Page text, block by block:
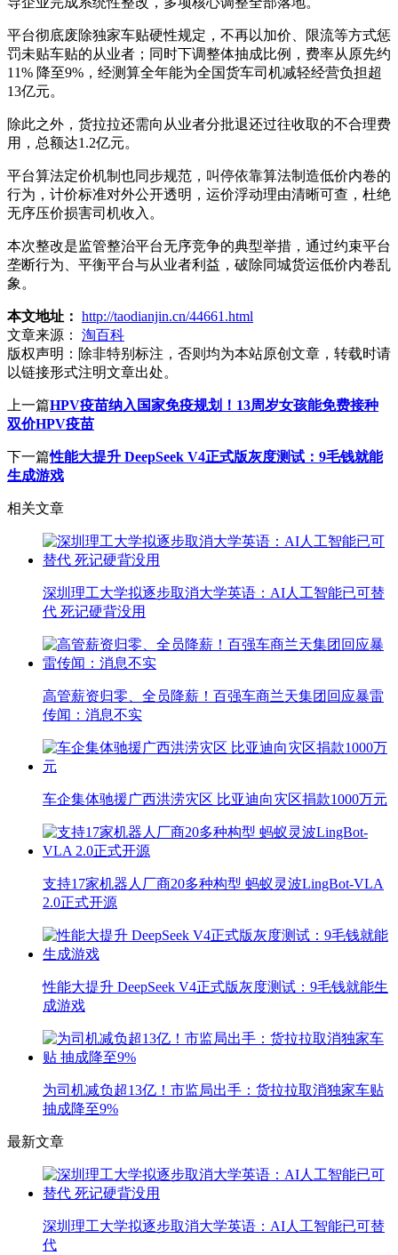
平台彻底废除独家车贴硬性规定，不再以加价、限流等方式惩
罚未贴车贴的从业者；同时下调整体抽成比例，费率从原先约
11% 降至9%，经测算全年能为全国货车司机减轻经营负担超
13亿元。
除此之外，货拉拉还需向从业者分批退还过往收取的不合理费
用，总额达1.2亿元。
平台算法定价机制也同步规范，叫停依靠算法制造低价内卷的
行为，计价标准对外公开透明，运价浮动理由清晰可查，杜绝
无序压价损害司机收入。
本次整改是监管整治平台无序竞争的典型举措，通过约束平台
垄断行为、平衡平台与从业者利益，破除同城货运低价内卷乱
象。
本文地址： http://taodianjin.cn/44661.html
文章来源：
淘百科
版权声明： 除非特别标注，否则均为本站原创文章，转载时请
以链接形式注明文章出处。
上一篇HPV疫苗纳入国家免疫规划！13周岁女孩能免费接种
双价HPV疫苗
下一篇性能大提升 DeepSeek V4正式版灰度测试：9毛钱就能
生成游戏
相关文章
深圳理工大学拟逐步取消大学英语：AI人工智能已可替
代 死记硬背没用
高管薪资归零、全员降薪！百强车商兰天集团回应暴雷
传闻：消息不实
车企集体驰援广西洪涝灾区 比亚迪向灾区捐款1000万元
支持17家机器人厂商20多种构型 蚂蚁灵波LingBot-VLA
2.0正式开源
性能大提升 DeepSeek V4正式版灰度测试：9毛钱就能生
成游戏
为司机减负超13亿！市监局出手：货拉拉取消独家车贴
抽成降至9%
最新文章
深圳理工大学拟逐步取消大学英语：AI人工智能已可替
代